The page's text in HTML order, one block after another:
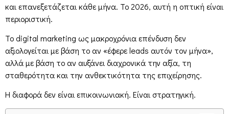
και επανεξετάζεται κάθε μήνα. Το 2026, αυτή η οπτική είναι
περιοριστική.
Το digital marketing ως μακροχρόνια επένδυση δεν
αξιολογείται με βάση το αν «έφερε leads αυτόν τον μήνα»,
αλλά με βάση το αν αυξάνει διαχρονικά την αξία, τη
σταθερότητα και την ανθεκτικότητα της επιχείρησης.
Η διαφορά δεν είναι επικοινωνιακή. Είναι στρατηγική.